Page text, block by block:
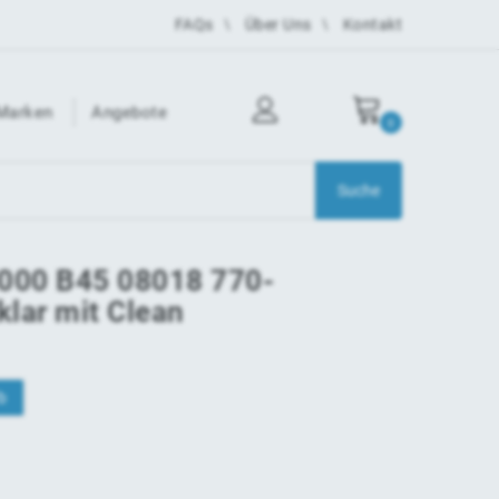
FAQs Über Uns Kontakt
Angebote
B45 08018 770-
mit Clean